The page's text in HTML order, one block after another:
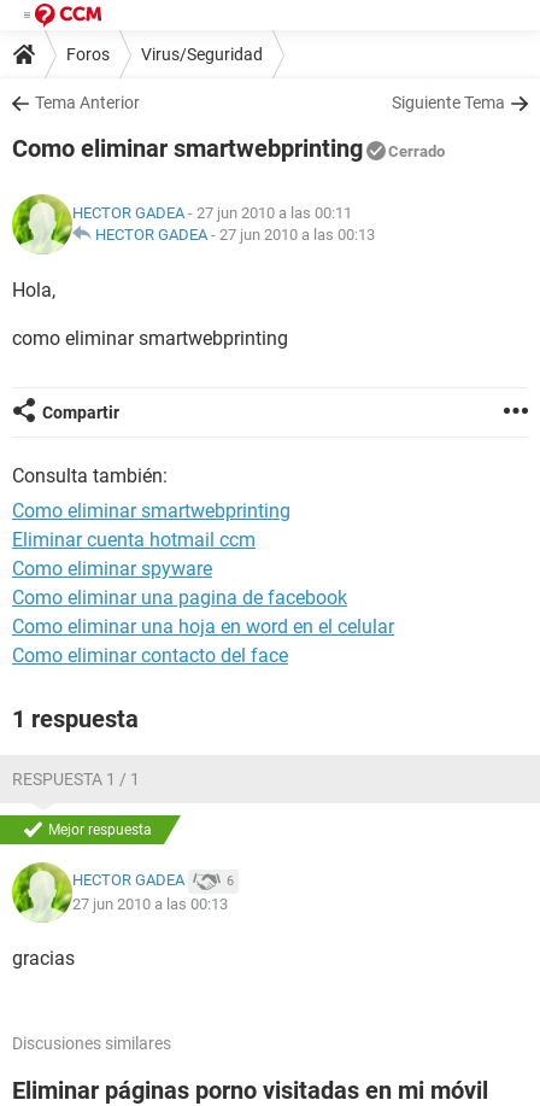
Foros Virus/Seguridad
Tema Anterior Siguiente Tema
Como eliminar smartwebprinting Cerrado
HECTOR GADEA- 27 jun 2010 a las 00:11
HECTOR GADEA- 27 jun 2010 a las 00:13
Hola,
como eliminar smartwebprinting
Compartir
Consulta también:
Como eliminar smartwebprinting
Eliminar cuenta hotmail ccm
Como eliminar spyware
Como eliminar una pagina de facebook
Como eliminar una hoja en word en el celular
Como eliminar contacto del face
1 respuesta
RESPUESTA 1 / 1
Mejor respuesta
HECTOR GADEA 6
27 jun 2010 a las 00:13
gracias
Discusiones similares
Eliminar páginas porno visitadas en mi móvil